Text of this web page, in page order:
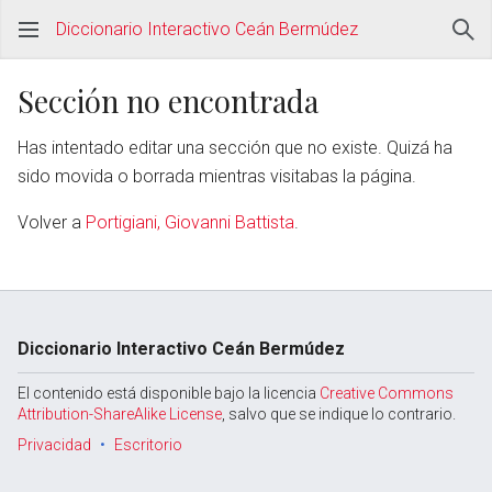
Diccionario Interactivo Ceán Bermúdez
Sección no encontrada
Has intentado editar una sección que no existe. Quizá ha
sido movida o borrada mientras visitabas la página.
Volver a Portigiani, Giovanni Battista.
Diccionario Interactivo Ceán Bermúdez
El contenido está disponible bajo la licencia Creative Commons
Attribution-ShareAlike License , salvo que se indique lo contrario.
Privacidad
Escritorio